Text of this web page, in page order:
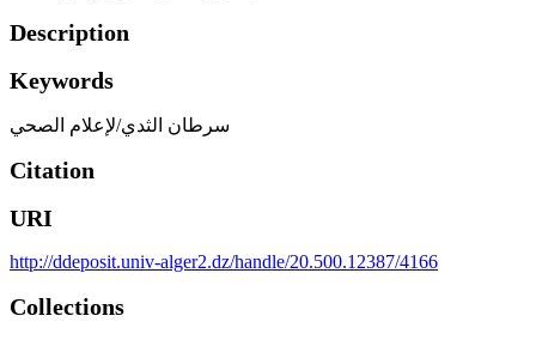
Description
Keywords
سرطان الثدي/لإعلام الصحي
Citation
URI
http://ddeposit.univ-alger2.dz/handle/20.500.12387/4166
Collections